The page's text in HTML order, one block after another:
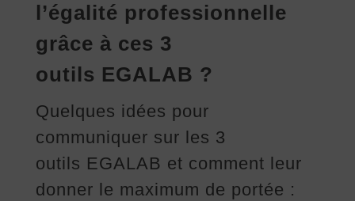
l’égalité professionnelle
grâce à ces 3
outils EGALAB ?
Quelques idées pour
communiquer sur les 3
outils EGALAB et comment leur
donner le maximum de portée :